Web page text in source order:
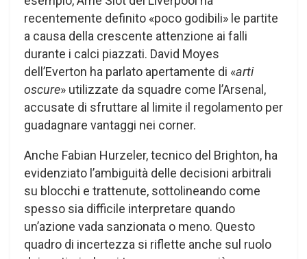
recentemente definito «poco godibili» le partite
a causa della crescente attenzione ai falli
durante i calci piazzati. David Moyes
dell’Everton ha parlato apertamente di «arti
oscure» utilizzate da squadre come l’Arsenal,
accusate di sfruttare al limite il regolamento per
guadagnare vantaggi nei corner.
Anche Fabian Hurzeler, tecnico del Brighton, ha
evidenziato l’ambiguità delle decisioni arbitrali
su blocchi e trattenute, sottolineando come
spesso sia difficile interpretare quando
un’azione vada sanzionata o meno. Questo
quadro di incertezza si riflette anche sul ruolo